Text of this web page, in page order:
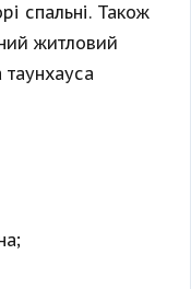
спальні. Також
житловий